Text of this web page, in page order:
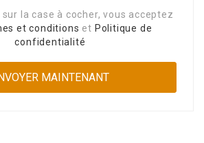
sur la case à cocher, vous acceptez
et conditions et Politique de
confidentialité